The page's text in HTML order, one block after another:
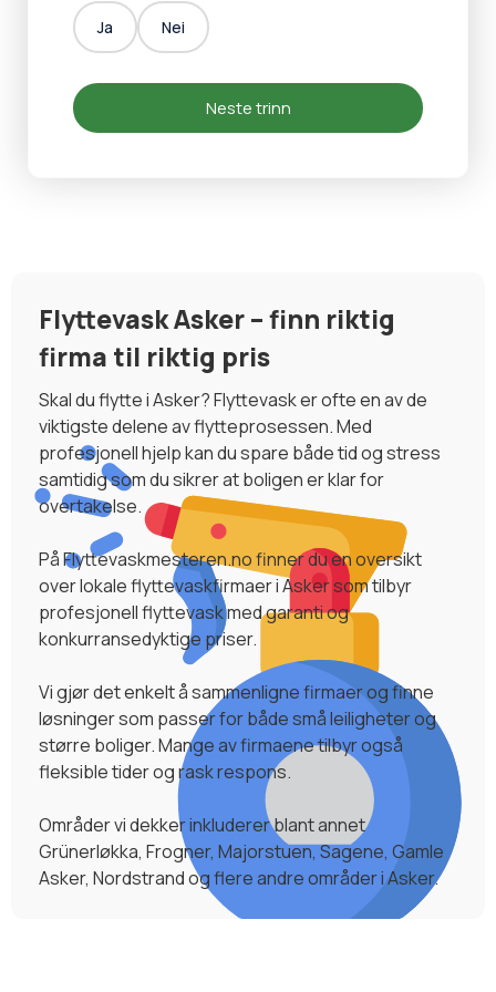
Ja Nei
Neste trinn
Flyttevask Asker – finn riktig
firma til riktig pris
Skal du flytte i Asker? Flyttevask er ofte en av de
viktigste delene av flytteprosessen. Med
profesjonell hjelp kan du spare både tid og stress
samtidig som du sikrer at boligen er klar for
overtakelse.
På Flyttevaskmesteren.no finner du en oversikt
over lokale flyttevaskfirmaer i Asker som tilbyr
profesjonell flyttevask med garanti og
konkurransedyktige priser.
Vi gjør det enkelt å sammenligne firmaer og finne
løsninger som passer for både små leiligheter og
større boliger. Mange av firmaene tilbyr også
fleksible tider og rask respons.
Områder vi dekker inkluderer blant annet
Grünerløkka, Frogner, Majorstuen, Sagene, Gamle
Asker, Nordstrand og flere andre områder i Asker.